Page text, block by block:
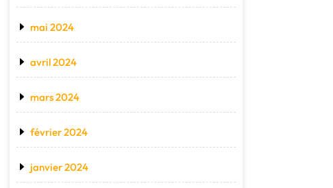
mai 2024
avril 2024
mars 2024
février 2024
janvier 2024